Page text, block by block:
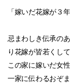
「嫁いだ花嫁が３
忌まわしき伝承の
り花嫁が皆若くし
この家に嫁いだ女
一家に伝わるおぞ